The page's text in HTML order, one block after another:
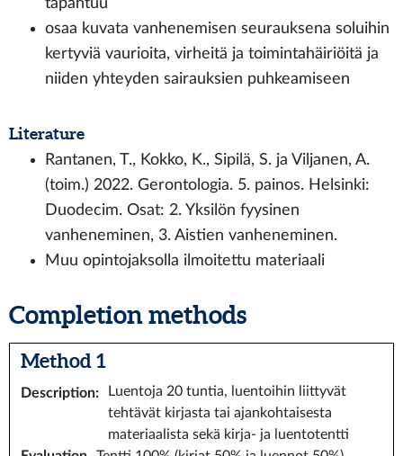
tapahtuu
osaa kuvata vanhenemisen seurauksena soluihin
kertyviä vaurioita, virheitä ja toimintahäiriöitä ja
niiden yhteyden sairauksien puhkeamiseen
Literature
Rantanen, T., Kokko, K., Sipilä, S. ja Viljanen, A.
(toim.) 2022. Gerontologia. 5. painos. Helsinki:
Duodecim. Osat: 2. Yksilön fyysinen
vanheneminen, 3. Aistien vanheneminen.
Muu opintojaksolla ilmoitettu materiaali
Completion methods
Method 1
Description:
Luentoja 20 tuntia, luentoihin liittyvät
tehtävät kirjasta tai ajankohtaisesta
materiaalista sekä kirja- ja luentotentti